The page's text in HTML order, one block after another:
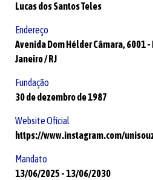
Lucas dos Santos Teles
Endereço
Avenida Dom Hélder Câmara,6001 -
Janeiro /RJ
Fundação
30 de dezembro de 1987
Website Oficial
https://www.instagram.com/
Mandato
13/06/2025 -13/06/2030